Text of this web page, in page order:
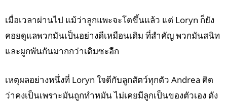
เมื่อเวลาผ่านไป แม้ว่าลูกแพะจะโตขึ้นแล้ว แต่ Loryn ก็ยัง
คอยดูแลพวกมันเป็นอย่างดีเหมือนเดิม ที่สำคัญ พวกมันสนิท
และผูกพันกันมากกว่าเดิมซะอีก
เหตุผลอย่างหนึ่งที่ Loryn ใจดีกับลูกสัตว์ทุกตัว Andrea คิด
ว่าคงเป็นเพราะมันถูกทำหมัน ไม่เคยมีลูกเป็นของตัวเอง ดัง